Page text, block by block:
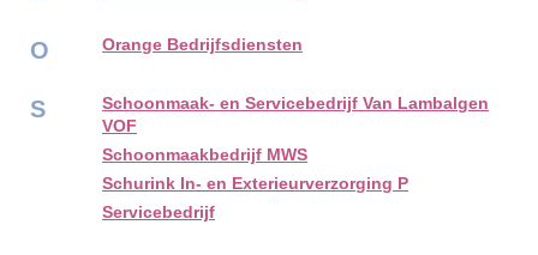
O Orange Bedrijfsdiensten
S
Schoonmaak- en Servicebedrijf Van Lambalgen
VOF
Schoonmaakbedrijf MWS
Schurink In- en Exterieurverzorging P
Servicebedrijf